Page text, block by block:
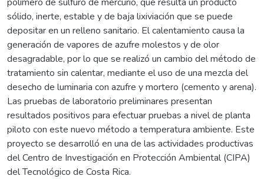
sólido, inerte, estable y de baja lixiviación que se puede
depositar en un relleno sanitario. El calentamiento causa la
generación de vapores de azufre molestos y de olor
desagradable, por lo que se realizó un cambio del método de
tratamiento sin calentar, mediante el uso de una mezcla del
desecho de luminaria con azufre y mortero (cemento y arena).
Las pruebas de laboratorio preliminares presentan
resultados positivos para efectuar pruebas a nivel de planta
piloto con este nuevo método a temperatura ambiente. Este
proyecto se desarrolló en una de las actividades productivas
del Centro de Investigación en Protección Ambiental (CIPA)
del Tecnológico de Costa Rica.